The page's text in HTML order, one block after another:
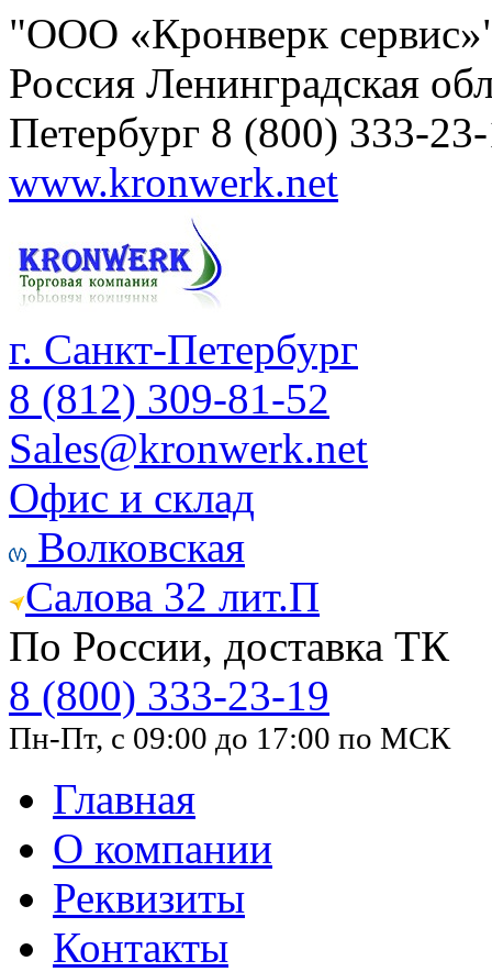
"ООО «Кронверк
Россия Ленинградская
Петербург 8 (800) 333-
www.kronwerk.net
г. Санкт-Петербург
8 (812) 309-81-52
Sales@kronwerk.net
Офис и склад
Волковская
Салова 32 лит.П
По России, доставка ТК
8 (800) 333-23-19
Пн-Пт, с 09:00 до 17:00 по МСК
Главная
О компании
Реквизиты
Контакты